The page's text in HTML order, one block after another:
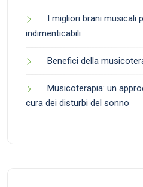
I migliori brani musicali
indimenticabili
Benefici della
Musicoterapia: un
cura dei disturbi del sonno